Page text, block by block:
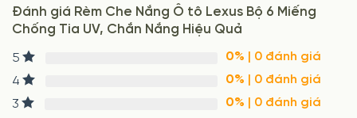
250.000 ₫
Đánh giá Rèm Che Nắng Ô tô Lexus Bộ 6 Miếng
Chống Tia UV, Chắn Nắng Hiệu Quả
5 0% | 0 đánh giá
4
0% | 0 đánh giá
3
0% | 0 đánh giá